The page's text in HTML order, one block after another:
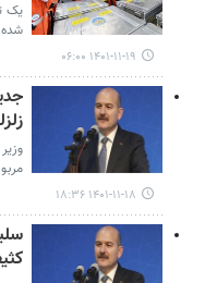
یک
شده
۱۴۰۱-۱۱-۱۹ ۰۶:۰۰
۱۴۰۱-۱۱-۱۸ ۱۸:۳۶